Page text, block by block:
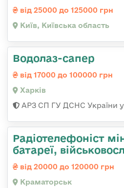
від 25000 до 125000 грн
Київ, Київська область
Водолаз-сапер
від 17000 до 100000 грн
Харків
АРЗ СП ГУ ДСНС України у
Радіотелефоніст
батареї,
від 20000 до 120000 грн
Краматорськ